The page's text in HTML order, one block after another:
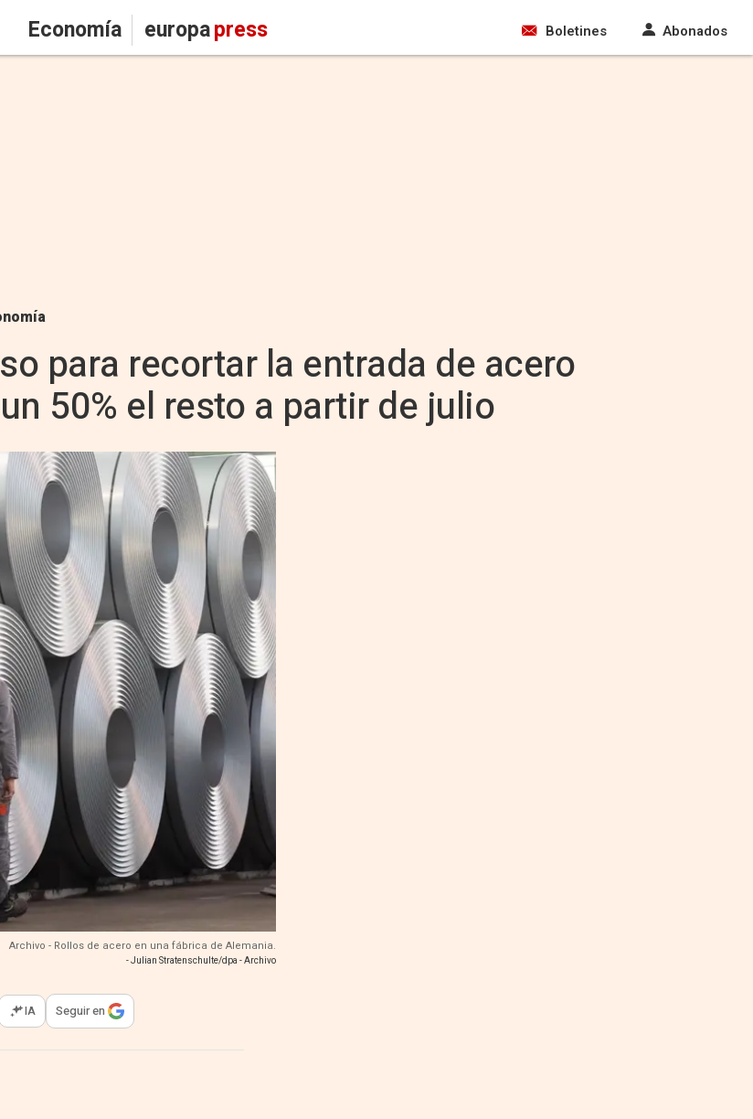
Economía europapress Boletines Abonados
para recortar la entrada de acero
50% el resto a partir de julio
Archivo - Rollos de acero en una fábrica de Alemania.
- Julian Stratenschulte/dpa - Archivo
opciones para compartir
IA Seguir en